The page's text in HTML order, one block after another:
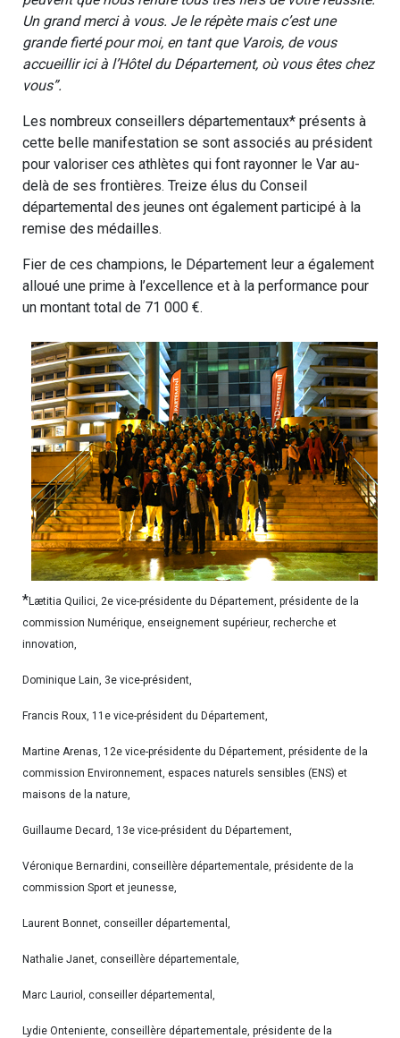
Un grand merci à vous. Je le répète mais c’est une
grande fierté pour moi, en tant que Varois, de vous
accueillir ici à l’Hôtel du Département, où vous êtes chez
vous”.
Les nombreux conseillers départementaux* présents à
cette belle manifestation se sont associés au président
pour valoriser ces athlètes qui font rayonner le Var au-
delà de ses frontières. Treize élus du Conseil
départemental des jeunes ont également participé à la
remise des médailles.
Fier de ces champions, le Département leur a également
alloué une prime à l’excellence et à la performance pour
un montant total de 71 000 €.
*Lætitia Quilici, 2e vice-présidente du Département, présidente de la
commission Numérique, enseignement supérieur, recherche et
innovation,
Dominique Lain, 3e vice-président,
Francis Roux, 11e vice-président du Département,
Martine Arenas, 12e vice-présidente du Département, présidente de la
commission Environnement, espaces naturels sensibles (ENS) et
maisons de la nature,
Guillaume Decard, 13e vice-président du Département,
Véronique Bernardini, conseillère départementale, présidente de la
commission Sport et jeunesse,
Laurent Bonnet, conseiller départemental,
Nathalie Janet, conseillère départementale,
Marc Lauriol, conseiller départemental,
Lydie Onteniente, conseillère départementale, présidente de la